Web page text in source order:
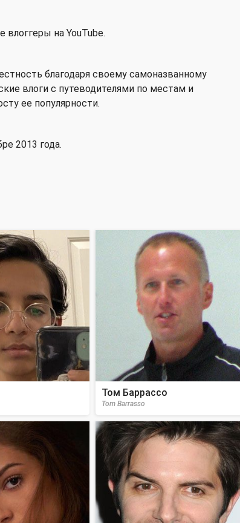
на YouTube.
благодаря своему самоназванному
влоги с путеводителями по местам и
ее популярности.
2013 года.
Том Баррассо
Tom Barrasso